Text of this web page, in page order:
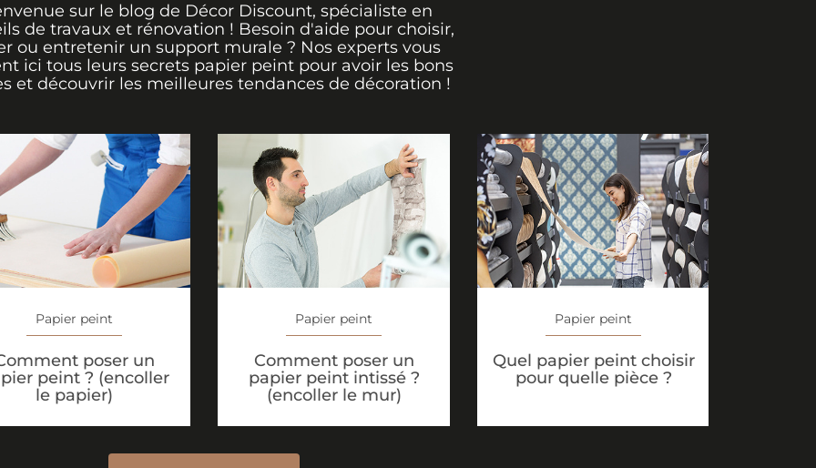
sur le blog de Décor Discount, spécialiste en
de travaux et rénovation ! Besoin d'aide pour choisir,
ou entretenir un support murale ? Nos experts vous
ici tous leurs secrets papier peint pour avoir les bons
et découvrir les meilleures tendances de décoration !
Papier peint
poser un
peint ? (encoller
le papier)
Papier peint
Comment poser un
papier peint intissé ?
(encoller le mur)
Papier peint
Quel papier peint choisir
pour quelle pièce ?